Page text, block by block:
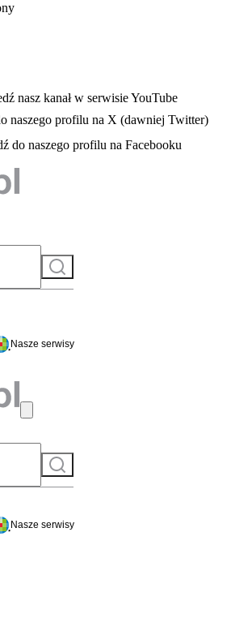
się w nowej karcie
nasz kanał w serwisie YouTube
karcie
naszego profilu na X (dawniej Twitter)
się w nowej karcie
do naszego profilu na Facebooku
Szukaj
do serwisu
Nasze serwisy
Szukaj
Nasze serwisy